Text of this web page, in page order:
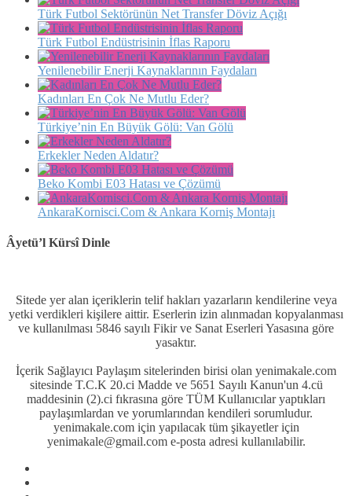
Türk Futbol Sektörünün Net Transfer Döviz Açığı
Türk Futbol Endüstrisinin İflas Raporu
Yenilenebilir Enerji Kaynaklarının Faydaları
Kadınları En Çok Ne Mutlu Eder?
Türkiye’nin En Büyük Gölü: Van Gölü
Erkekler Neden Aldatır?
Beko Kombi E03 Hatası ve Çözümü
AnkaraKornisci.Com & Ankara Korniş Montajı
Âyetü’l Kürsî Dinle
Sitede yer alan içeriklerin telif hakları yazarların kendilerine veya
yetki verdikleri kişilere aittir. Eserlerin izin alınmadan kopyalanması
ve kullanılması 5846 sayılı Fikir ve Sanat Eserleri Yasasına göre
yasaktır.
İçerik Sağlayıcı Paylaşım sitelerinden birisi olan yenimakale.com
sitesinde T.C.K 20.ci Madde ve 5651 Sayılı Kanun'un 4.cü
maddesinin (2).ci fıkrasına göre TÜM Kullanıcılar yaptıkları
paylaşımlardan ve yorumlarından kendileri sorumludur.
yenimakale.com için yapılacak tüm şikayetler için
yenimakale@gmail.com e-posta adresi kullanılabilir.